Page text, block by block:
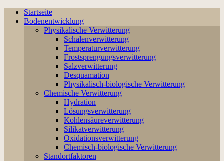
Startseite
Bodenentwicklung
Physikalische Verwitterung
Schalenverwitterung
Temperaturverwitterung
Frostsprengungsverwitterung
Salzverwitterung
Desquamation
Physikalisch-biologische Verwitterung
Chemische Verwitterung
Hydration
Lösungsverwitterung
Kohlensäureverwitterung
Silikatverwitterung
Oxidationsverwitterung
Chemisch-biologische Verwitterung
Standortfaktoren